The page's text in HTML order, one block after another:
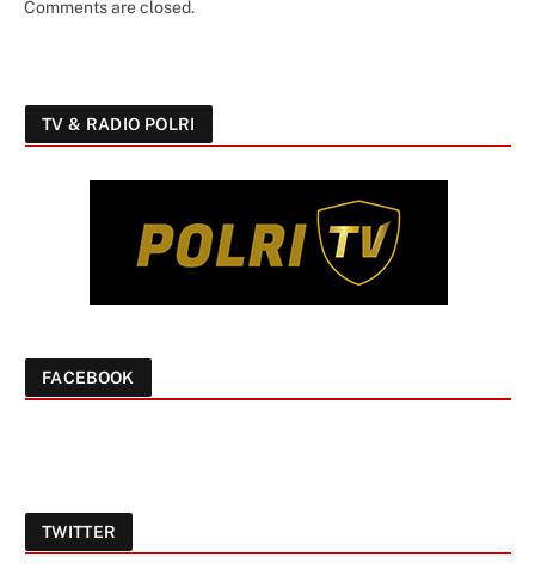
Comments are closed.
TV & RADIO POLRI
FACEBOOK
TWITTER